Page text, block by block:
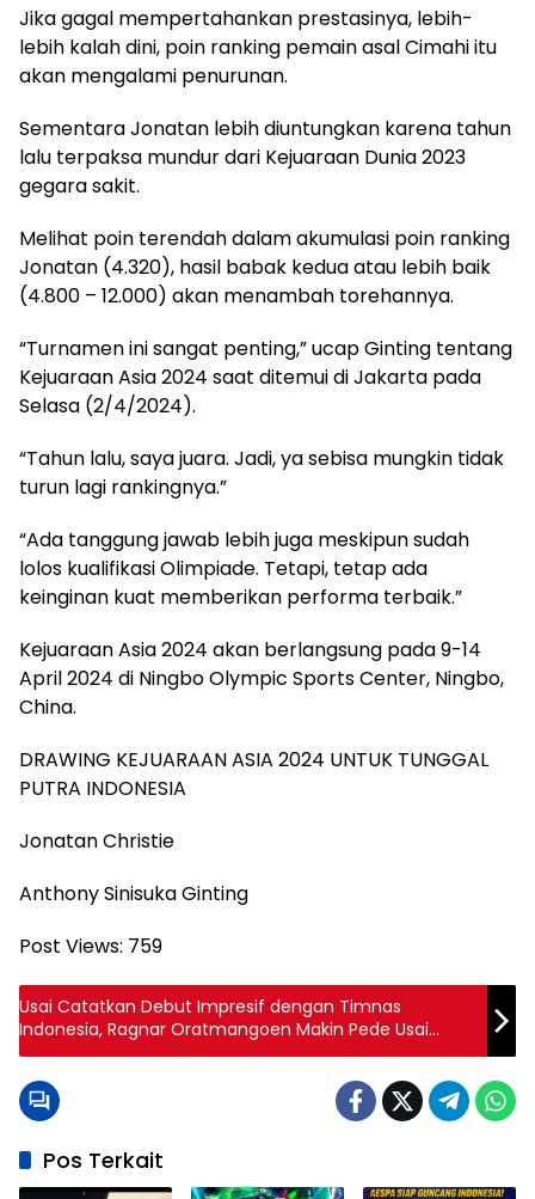
Jika gagal mempertahankan prestasinya, lebih-
lebih kalah dini, poin ranking pemain asal Cimahi itu
akan mengalami penurunan.
Sementara Jonatan lebih diuntungkan karena tahun
lalu terpaksa mundur dari Kejuaraan Dunia 2023
gegara sakit.
Melihat poin terendah dalam akumulasi poin ranking
Jonatan (4.320), hasil babak kedua atau lebih baik
(4.800 – 12.000) akan menambah torehannya.
“Turnamen ini sangat penting,” ucap Ginting tentang
Kejuaraan Asia 2024 saat ditemui di Jakarta pada
Selasa (2/4/2024).
“Tahun lalu, saya juara. Jadi, ya sebisa mungkin tidak
turun lagi rankingnya.”
“Ada tanggung jawab lebih juga meskipun sudah
lolos kualifikasi Olimpiade. Tetapi, tetap ada
keinginan kuat memberikan performa terbaik.”
Kejuaraan Asia 2024 akan berlangsung pada 9-14
April 2024 di Ningbo Olympic Sports Center, Ningbo,
China.
DRAWING KEJUARAAN ASIA 2024 UNTUK TUNGGAL
PUTRA INDONESIA
Jonatan Christie
Anthony Sinisuka Ginting
Post Views: 759
Usai Catatkan Debut Impresif dengan Timnas
Indonesia, Ragnar Oratmangoen Makin Pede Usai
Kembali ke Klub
Pos Terkait